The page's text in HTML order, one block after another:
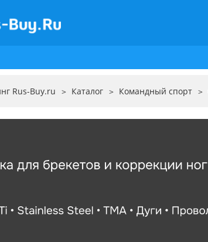
Rus-Buy.ru Каталог Командный спорт